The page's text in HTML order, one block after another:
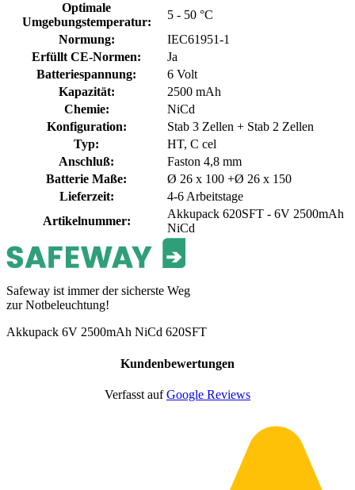
Optimale
Umgebungstemperatur:
5 - 50 °C
Normung:
IEC61951-1
Erfüllt CE-Normen:
Ja
Batteriespannung:
6 Volt
Kapazität:
2500 mAh
Chemie:
NiCd
Konfiguration:
Stab 3 Zellen + Stab 2 Zellen
Typ:
HT, C cel
Anschluß:
Faston 4,8 mm
Batterie Maße:
Ø 26 x 100 +Ø 26 x 150
Lieferzeit:
4-6 Arbeitstage
Artikelnummer:
Akkupack 620SFT - 6V 2500mAh
NiCd
Safeway ist immer der sicherste Weg
zur Notbeleuchtung!
Akkupack 6V 2500mAh NiCd 620SFT
Kundenbewertungen
Verfasst aufGoogle Reviews